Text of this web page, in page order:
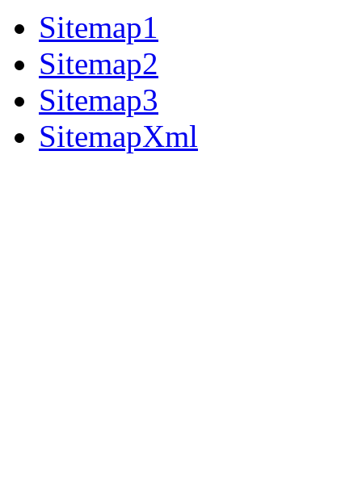
Sitemap1
Sitemap2
Sitemap3
SitemapXml